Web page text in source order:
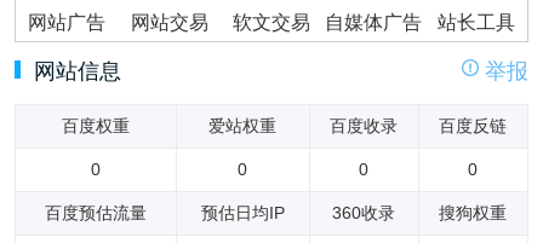
网站广告
网站交易 软文交易 自媒体广告 站长工具
网站信息 举报
百度权重 爱站权重 百度收录 百度反链
0 0 0 0
百度预估流量 预估日均IP 360收录 搜狗权重